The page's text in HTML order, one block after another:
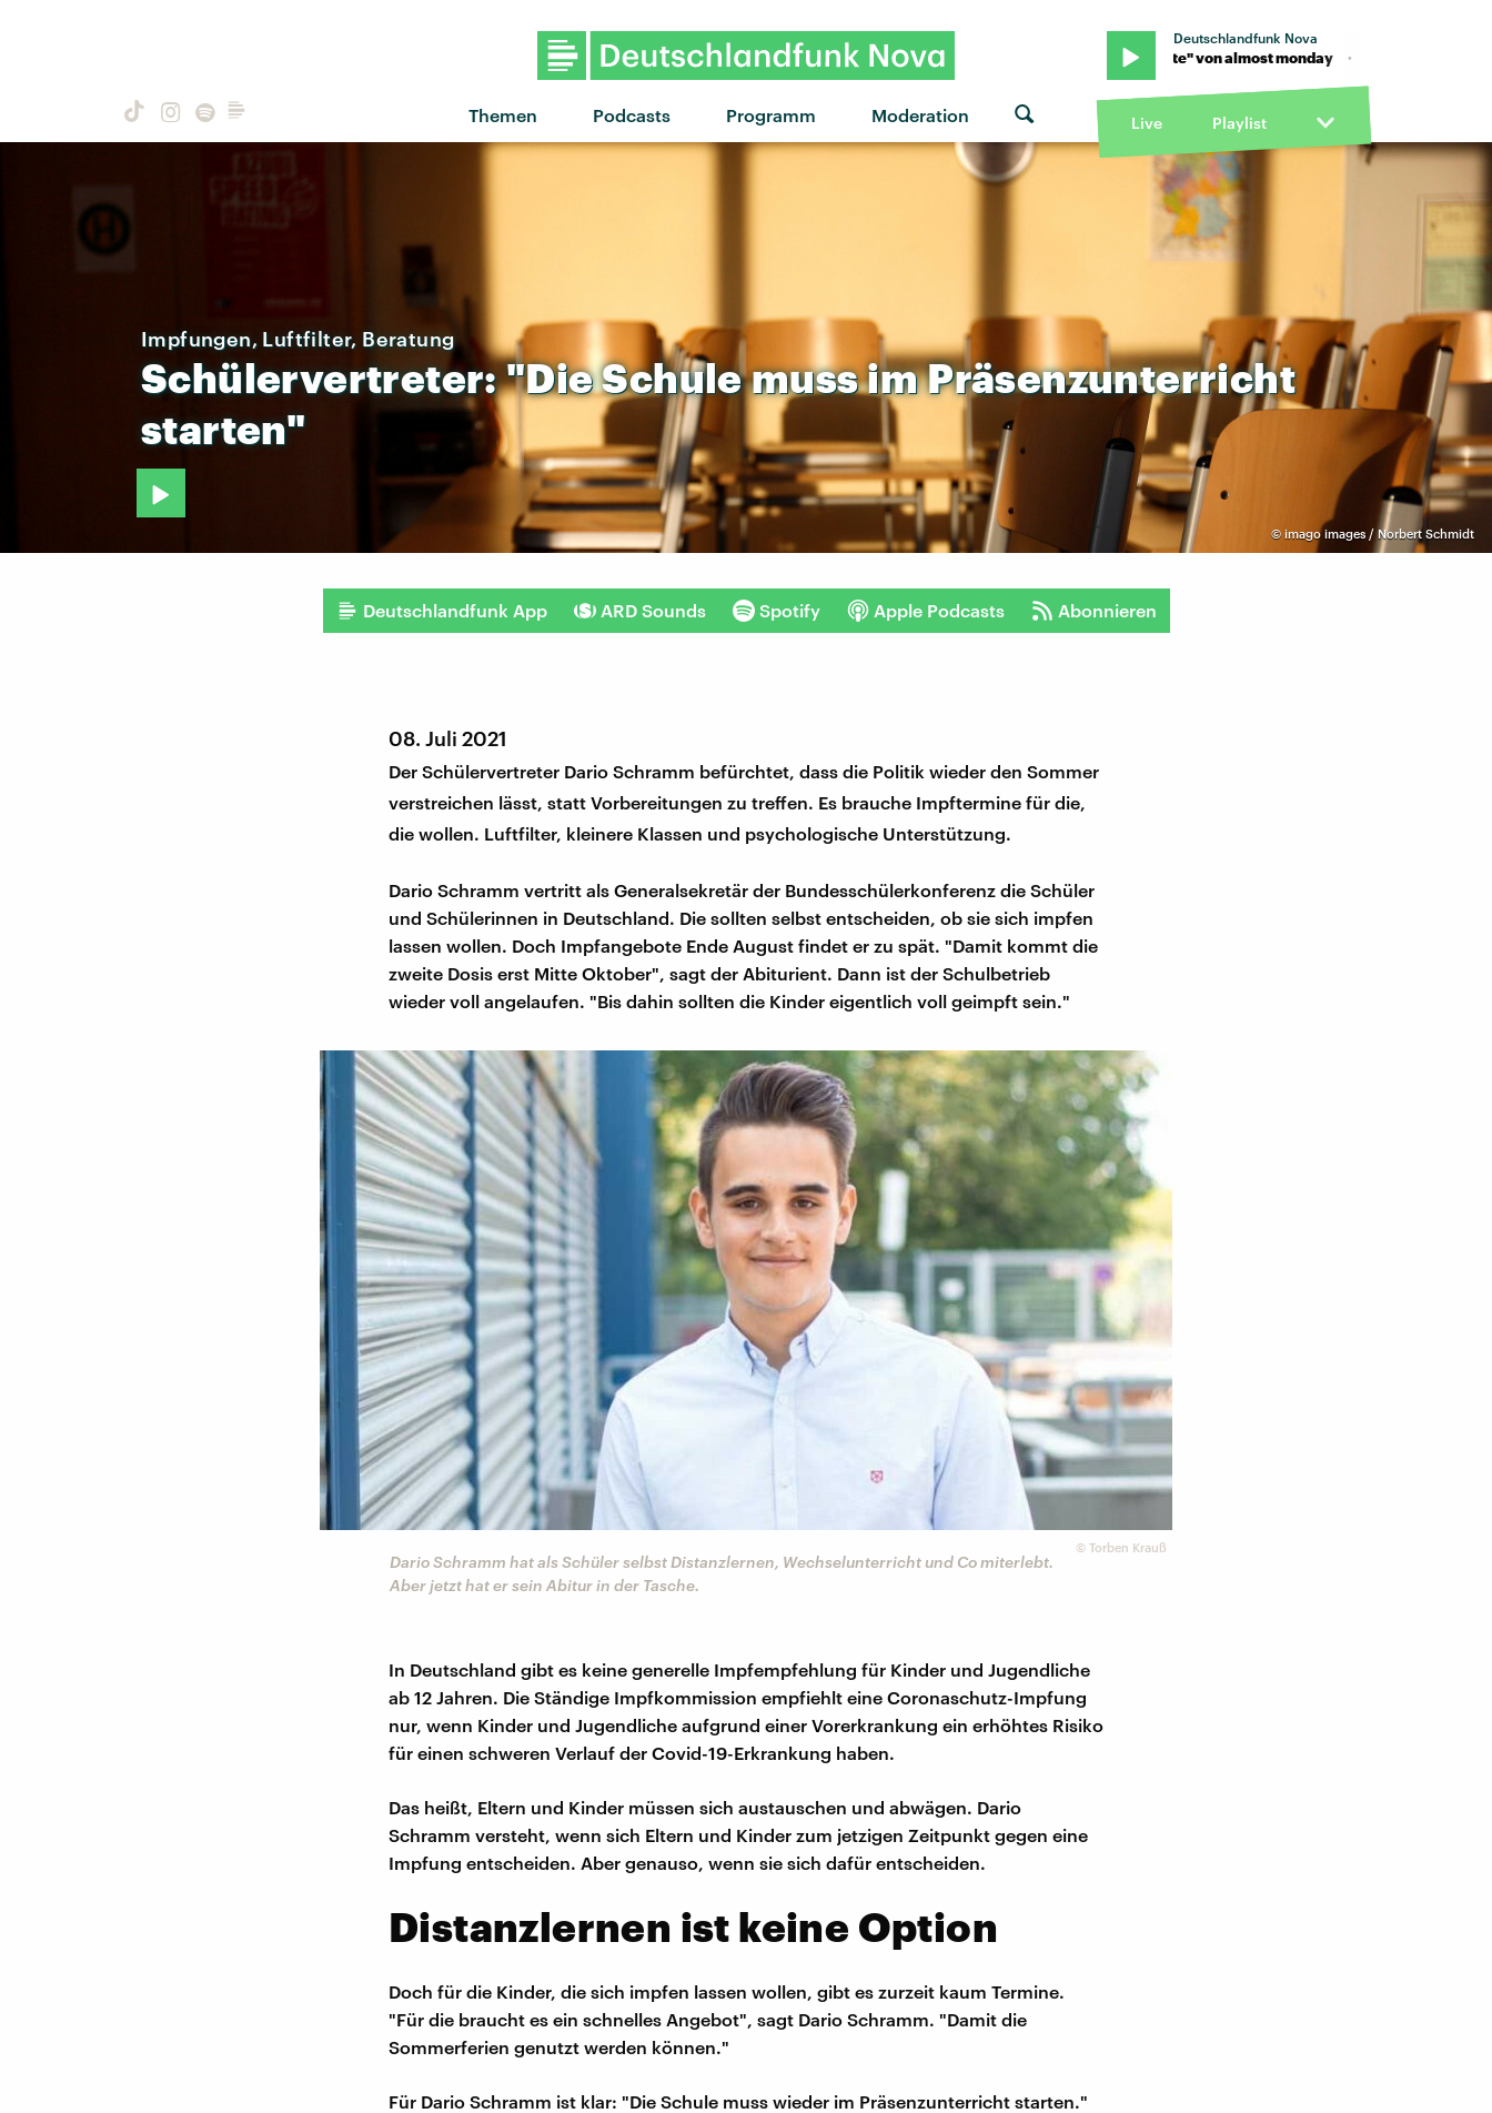
Themen Podcasts Programm Moderation
Deutschlandfunk Nova
"delicate" von almost monday · "delicate" von almost monday · "delicate" von almost monday
Live Playlist
© imago images / Norbert Schmidt
Impfungen, Luftfilter, Beratung
Schülervertreter:"DieSchulemussimPräsenzunterricht
starten"
Deutschlandfunk App ARD Sounds Spotify Apple Podcasts Abonnieren
08. Juli 2021
Der Schülervertreter Dario Schramm befürchtet, dass die Politik wieder den Sommer
verstreichen lässt, statt Vorbereitungen zu treffen. Es brauche Impftermine für die,
die wollen. Luftfilter, kleinere Klassen und psychologische Unterstützung.
Dario Schramm vertritt als Generalsekretär der Bundesschülerkonferenz die Schüler
und Schülerinnen in Deutschland. Die sollten selbst entscheiden, ob sie sich impfen
lassen wollen. Doch Impfangebote Ende August findet er zu spät. "Damit kommt die
zweite Dosis erst Mitte Oktober", sagt der Abiturient. Dann ist der Schulbetrieb
wieder voll angelaufen. "Bis dahin sollten die Kinder eigentlich voll geimpft sein."
© Torben Krauß
Dario Schramm hat als Schüler selbst Distanzlernen, Wechselunterricht und Co miterlebt.
Aber jetzt hat er sein Abitur in der Tasche.
In Deutschland gibt es keine generelle Impfempfehlung für Kinder und Jugendliche
ab 12 Jahren. Die Ständige Impfkommission empfiehlt eine Coronaschutz-Impfung
nur, wenn Kinder und Jugendliche aufgrund einer Vorerkrankung ein erhöhtes Risiko
für einen schweren Verlauf der Covid-19-Erkrankung haben.
Das heißt, Eltern und Kinder müssen sich austauschen und abwägen. Dario
Schramm versteht, wenn sich Eltern und Kinder zum jetzigen Zeitpunkt gegen eine
Impfung entscheiden. Aber genauso, wenn sie sich dafür entscheiden.
Distanzlernen ist keine Option
Doch für die Kinder, die sich impfen lassen wollen, gibt es zurzeit kaum Termine.
"Für die braucht es ein schnelles Angebot", sagt Dario Schramm. "Damit die
Sommerferien genutzt werden können."
Für Dario Schramm ist klar: "Die Schule muss wieder im Präsenzunterricht starten."